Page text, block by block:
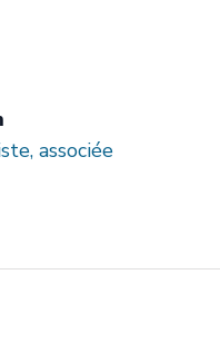
associée